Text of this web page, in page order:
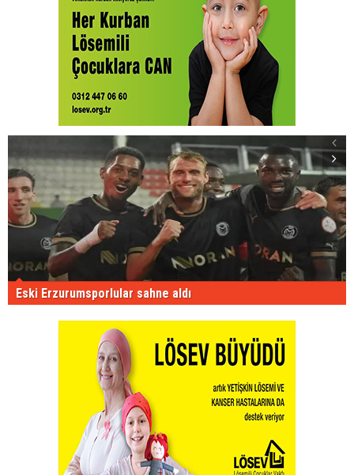
Eski Erzurumsporlular sahne aldı